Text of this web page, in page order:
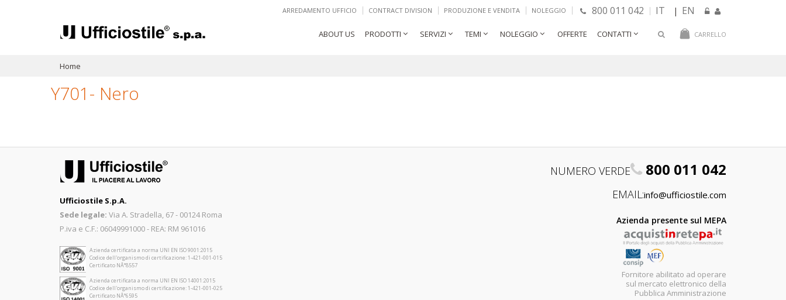
ARREDAMENTO UFFICIO CONTRACT DIVISION PRODUZIONE E VENDITA NOLEGGIO 800 011 042 IT | EN
CARRELLO
ABOUT US PRODOTTI SERVIZI TEMI NOLEGGIO OFFERTE CONTATTI
Home
Y701- Nero
Ufficiostile S.p.A.
Sede legale: Via A. Stradella, 67 - 00124 Roma
P.iva e C.F.: 06049991000 - REA: RM 961016
Azienda certificata a norma UNI EN ISO 9001:2015
Codice dell'organismo di certificazione: 1-421-001-015
Certificato NÂ°8557
Azienda certificata a norma UNI EN ISO 14001:2015
Codice dell'organismo di certificazione: 1-421-001-025
Certificato NÂ°6595
NUMERO VERDE 800 011 042
EMAIL:info@ufficiostile.com
Azienda presente sul MEPA
Fornitore abilitato ad operare
sul mercato elettronico della
Pubblica Amministrazione